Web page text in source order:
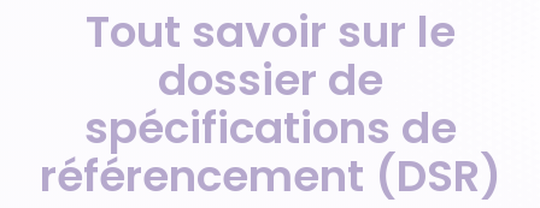
Tout savoir sur le
dossier de
spécifications de
référencement (DSR)